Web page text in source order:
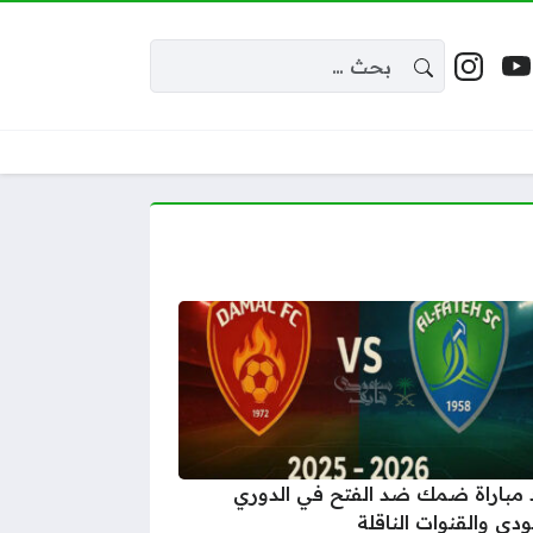
مواقع التواصل
إكس
يوتيوبإنستغرام
مباراة ضمك ضد الفتح في الدوري
والقنوات الناقلة